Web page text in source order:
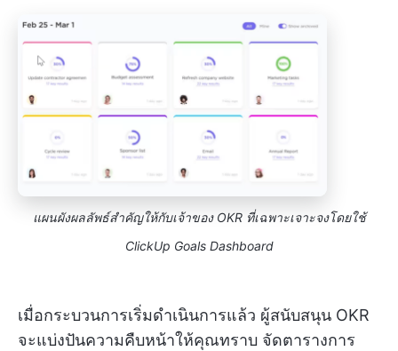
แผนผังผลลัพธ์สำคัญให้กับเจ้าของ OKR ที่เฉพาะเจาะจงโดยใช้
ClickUp Goals Dashboard
เมื่อกระบวนการเริ่มดำเนินการแล้ว ผู้สนับสนุน OKR
จะแบ่งปันความคืบหน้าให้คุณทราบ จัดตารางการ